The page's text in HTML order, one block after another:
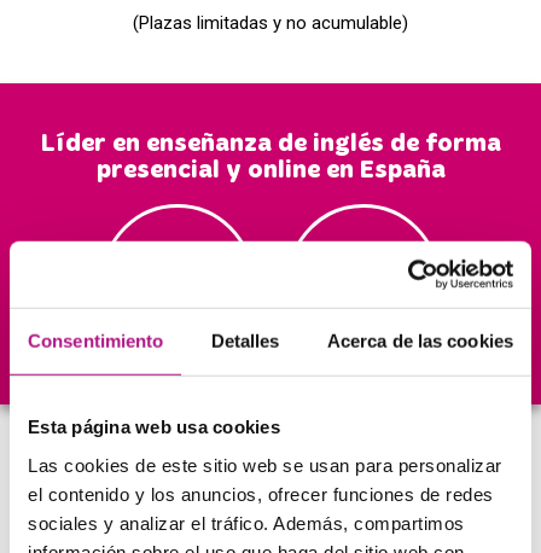
Consentimiento Detalles Acerca de las cookies
Esta página web usa cookies
Las cookies de este sitio web se usan para personalizar
el contenido y los anuncios, ofrecer funciones de redes
sociales y analizar el tráfico. Además, compartimos
(Plazas limitadas y no acumulable)
Líder en enseñanza de inglés de forma
presencial y online en España
150.000
nos avalan
35
toda España
en las
Método orientado en la
conversación
Con nuestro método100% Living Englishya no tendrás